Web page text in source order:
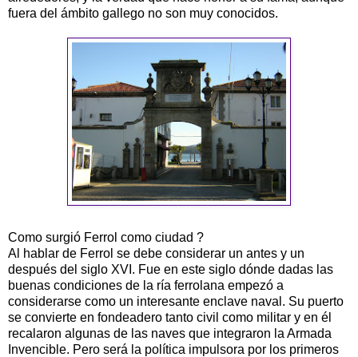
fuera del ámbito gallego no son muy conocidos.
Como surgió Ferrol como ciudad ?
Al hablar de Ferrol se debe considerar un antes y un
después del siglo XVI. Fue en este siglo dónde dadas las
buenas condiciones de la ría ferrolana empezó a
considerarse como un interesante enclave naval. Su puerto
se convierte en fondeadero tanto civil como militar y en él
recalaron algunas de las naves que integraron la Armada
Invencible. Pero será la política impulsora por los primeros